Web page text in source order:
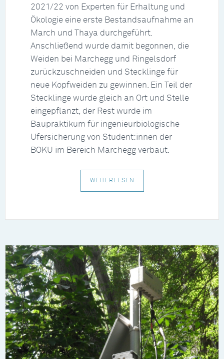
2021/22 von Experten für Erhaltung und
Ökologie eine erste Bestandsaufnahme an
March und Thaya durchgeführt.
Anschließend wurde damit begonnen, die
Weiden bei Marchegg und Ringelsdorf
zurückzuschneiden und Stecklinge für
neue Kopfweiden zu gewinnen. Ein Teil der
Stecklinge wurde gleich an Ort und Stelle
eingepflanzt, der Rest wurde im
Baupraktikum für ingenieurbiologische
Ufersicherung von Student:innen der
BOKU im Bereich Marchegg verbaut.
WEITERLESEN